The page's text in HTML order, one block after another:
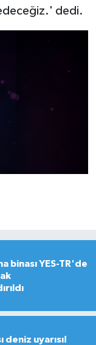
dedi.
binası YES-TR'de
deniz uyarısı!